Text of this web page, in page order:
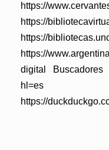
https://
https://
https://
https://
digital Buscadores
hl=es
https://